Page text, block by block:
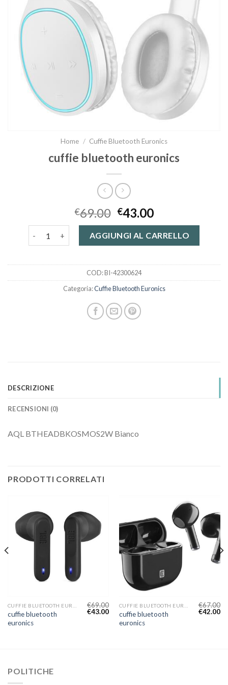
Home / Cuffie Bluetooth Euronics
cuffie bluetooth euronics
€69.00 €43.00
AGGIUNGI AL CARRELLO
COD:BI-42300624
Categoria:Cuffie Bluetooth Euronics
DESCRIZIONE
RECENSIONI (0)
AQL BTHEADBKOSMOS2W Bianco
PRODOTTI CORRELATI
cuffie bluetooth
euronics
€69.00
€43.00
cuffie bluetooth
euronics
€67.00
€42.00
POLITICHE